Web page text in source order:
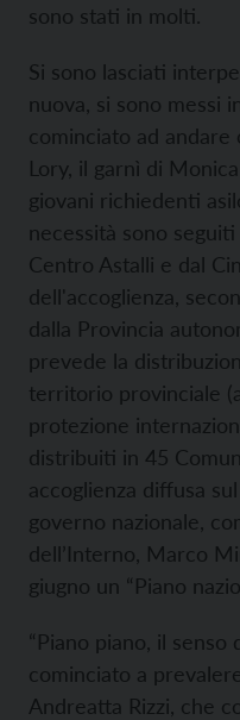
sono stati in molti.
Si sono lasciati
nuova, si sono messi
cominciato ad andare
Lory, il garnì di
giovani richiedenti
necessità sono
Centro Astalli e dal
dell'accoglienza,
dalla Provincia
prevede la
territorio provinciale
protezione
distribuiti in 45
accoglienza diffusa
governo nazionale,
dell’Interno, Marco
giugno un “Piano
“Piano piano, il senso
cominciato a
Andreatta Rizzi, che